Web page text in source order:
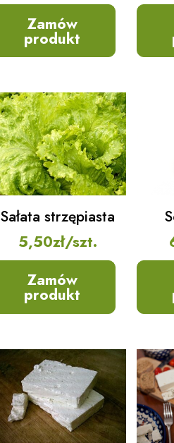
Zamów
produkt
Sałata strzępiasta
5,50zł/szt.
Zamów
produkt